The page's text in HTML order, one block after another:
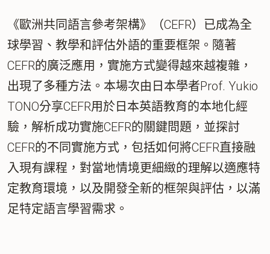
《歐洲共同語言參考架構》（CEFR）已成為全
球學習、教學和評估外語的重要框架。隨著
CEFR的廣泛應用，實施方式變得越來越複雜，
出現了多種方法。本場次由日本學者Prof. Yukio
TONO分享CEFR用於日本英語教育的本地化經
驗，解析成功實施CEFR的關鍵問題，並探討
CEFR的不同實施方式，包括如何將CEFR直接融
入現有課程，對當地情境更細緻的理解以適應特
定教育環境，以及開發全新的框架與評估，以滿
足特定語言學習需求。